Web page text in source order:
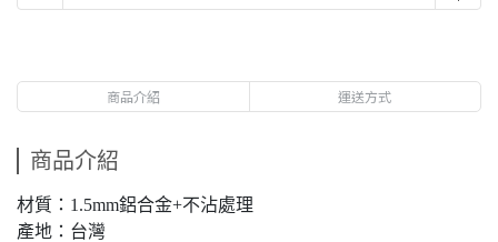
商品介紹 運送方式
商品介紹
材質：1.5mm鋁合金+不沾處理
產地：台灣